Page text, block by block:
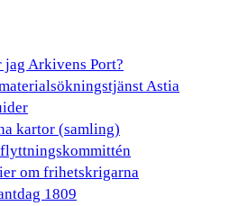
jag Arkivens Port?
Astia
kartor (samling)
om frihetskrigarna
1809